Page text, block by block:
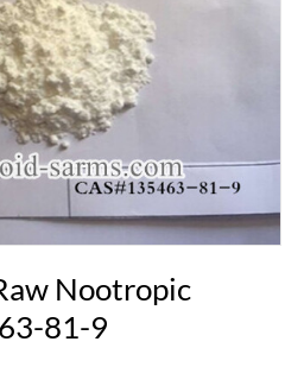
Nootropic
81-9